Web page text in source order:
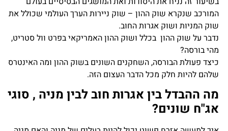
המורכב שנקרא שוק ההון – שוק ניירות הערך העולמי שכולל את
שוק המניות ושוק אגרות החוב.
נדבר על שוק ההון בכלל ושוק ההון האמריקאי בפרט וול סטריט,
מהי בורסה?
כיצד פעולת הבורסה, השחקנים השונים בשוק ההון ומה האינטרס
שלהם להיות חלק מכל הדבר העצום הזה.
מה ההבדל בין אגרות חוב לבין מניה , סוגי
אג"ח שונים?